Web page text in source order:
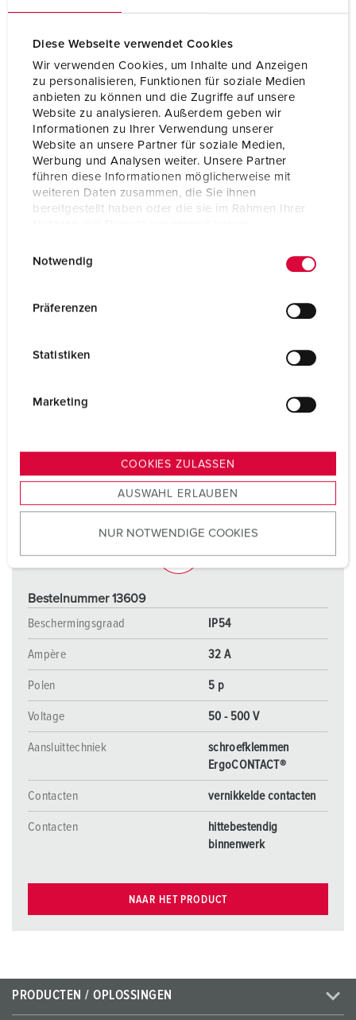
Diese Webseite verwendet Cookies
Wir verwenden Cookies, um Inhalte und Anzeigen
zu personalisieren, Funktionen für soziale Medien
anbieten zu können und die Zugriffe auf unsere
Website zu analysieren. Außerdem geben wir
Informationen zu Ihrer Verwendung unserer
Website an unsere Partner für soziale Medien,
Werbung und Analysen weiter. Unsere Partner
führen diese Informationen möglicherweise mit
weiteren Daten zusammen, die Sie ihnen
bereitgestellt haben oder die sie im Rahmen Ihrer
s
u
w
Notwendig
Präferenzen
Statistiken
Marketing
COOKIES ZULASSEN
AUSWAHL ERLAUBEN
NUR NOTWENDIGE COOKIES
Contacten
hittebestendig
binnenwerk
NAAR HET PRODUCT
Bestelnummer 13609
Beschermingsgraad
IP54
Ampère 32 A
Polen 5 p
Voltage 50 - 500 V
Aansluittechniek
schroefklemmen
ErgoCONTACT®
Contacten vernikkelde contacten
Contacten
hittebestendig
binnenwerk
NAAR HET PRODUCT
PRODUCTEN / OPLOSSINGEN